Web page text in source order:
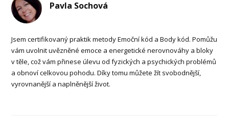
Pavla Sochová
Jsem certifikovaný praktik metody Emoční kód a Body kód. Pomůžu
vám uvolnit uvězněné emoce a energetické nerovnováhy a bloky
v těle, což vám přinese úlevu od fyzických a psychických problémů
a obnoví celkovou pohodu. Díky tomu můžete žít svobodnější,
vyrovnanější a naplněnější život.